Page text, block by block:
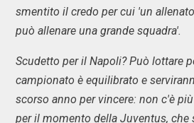
smentito il credo per cui 'un
può allenare una grande squadra'.
Scudetto per il Napoli? Può lottare
campionato è equilibrato e
scorso anno per vincere: non c'è
per il momento della Juventus, che